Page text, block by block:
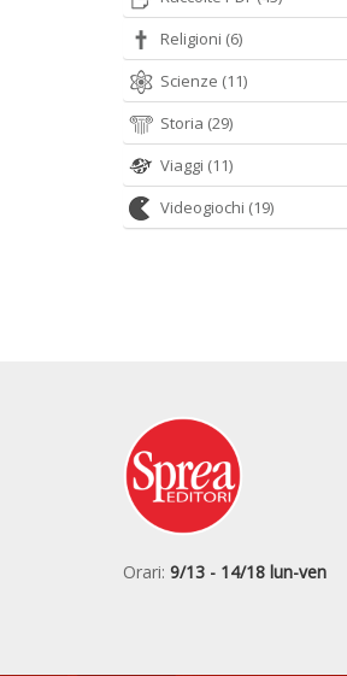
Religioni (6)
Scienze (11)
Storia (29)
Viaggi (11)
Videogiochi (19)
Orari: 9/13 - 14/18 lun-ven